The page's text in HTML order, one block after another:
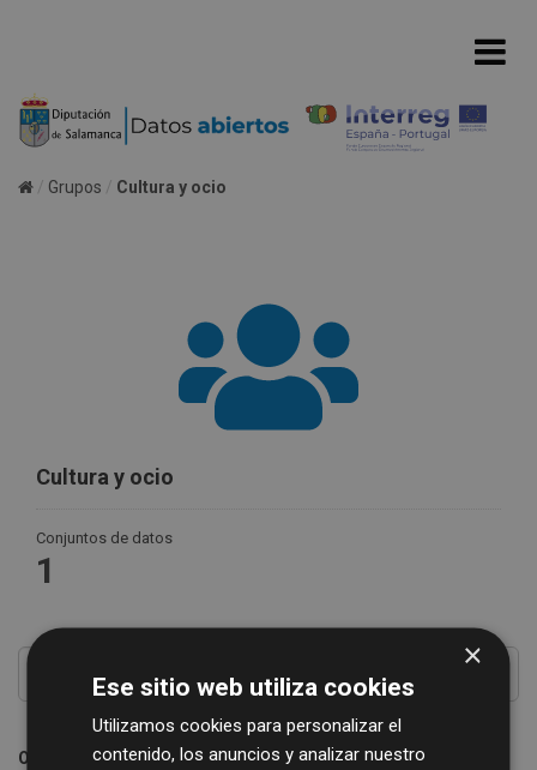
Grupos Cultura y ocio
Cultura y ocio
Conjuntos de datos
1
Ordenar por
×
Ese sitio web utiliza cookies
Utilizamos cookies para personalizar el
contenido, los anuncios y analizar nuestro